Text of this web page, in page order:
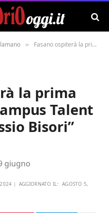
» Fasano ospiterà la prima edizione del Campus Talent Handball “Alessio Bisori” Puglia.
la prima
Talent
Bisori”
giugno
AGGIORNATO IL: AGOSTO 5,